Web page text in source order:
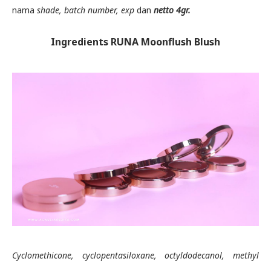
nama shade, batch number, exp dan netto 4gr.
Ingredients RUNA Moonflush Blush
Cyclomethicone, cyclopentasiloxane, octyldodecanol, methyl